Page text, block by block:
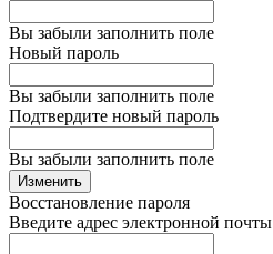
Вы забыли заполнить поле
Новый пароль
Вы забыли заполнить поле
Подтвердите новый пароль
Вы забыли заполнить поле
Изменить
Восстановление пароля
Введите адрес электронной почты